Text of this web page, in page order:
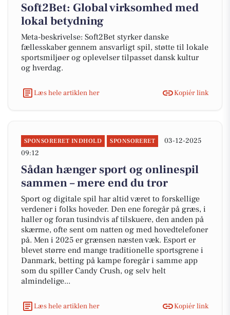
Soft2Bet: Global virksomhed med
lokal betydning
Meta-beskrivelse: Soft2Bet styrker danske
fællesskaber gennem ansvarligt spil, støtte til lokale
sportsmiljøer og oplevelser tilpasset dansk kultur
og hverdag.
Læs hele artiklen her Kopiér link
SPONSORERET INDHOLD SPONSORERET
03-12-2025
09:12
Sådan hænger sport og onlinespil
sammen – mere end du tror
Sport og digitale spil har altid været to forskellige
verdener i folks hoveder. Den ene foregår på græs, i
haller og foran tusindvis af tilskuere, den anden på
skærme, ofte sent om natten og med hovedtelefoner
på. Men i 2025 er grænsen næsten væk. Esport er
blevet større end mange traditionelle sportsgrene i
Danmark, betting på kampe foregår i samme app
som du spiller Candy Crush, og selv helt
almindelige...
Læs hele artiklen her Kopiér link